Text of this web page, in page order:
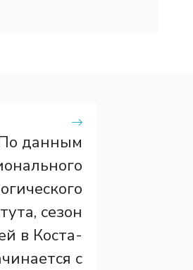
данным
сезон
в Коста-
с